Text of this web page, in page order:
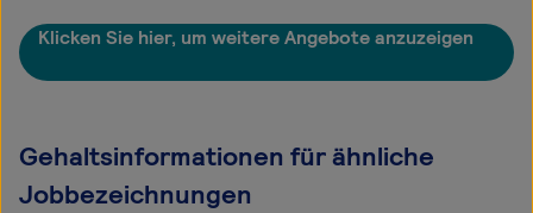
Klicken Sie hier, um weitere Angebote anzuzeigen
Gehaltsinformationen für ähnliche
Jobbezeichnungen